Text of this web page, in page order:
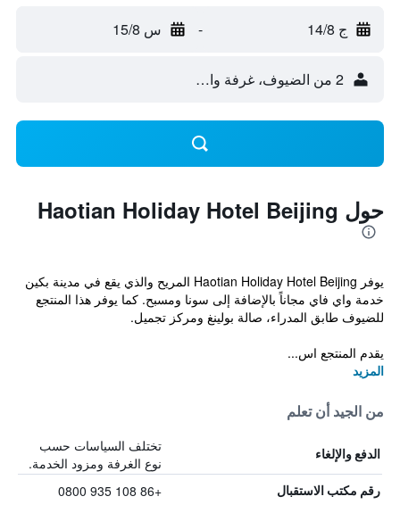
ج 14/8 - س 15/8
2 من الضيوف، غرفة واحدة
حول Haotian Holiday Hotel Beijing
يوفر Haotian Holiday Hotel Beijing المريح والذي يقع في مدينة بكين
خدمة واي فاي مجاناً بالإضافة إلى سونا ومسبح. كما يوفر هذا المنتجع
للضيوف طابق المدراء، صالة بولينغ ومركز تجميل.
يقدم المنتجع اس...
المزيد
من الجيد أن تعلم
الدفع والإلغاء
تختلف السياسات حسب
نوع الغرفة ومزود الخدمة.
رقم مكتب الاستقبال +86 108 935 0800